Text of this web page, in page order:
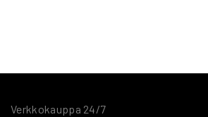
Verkkokauppa 24/7